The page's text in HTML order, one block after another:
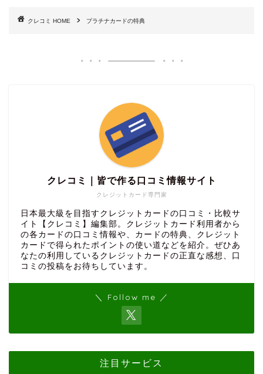
HOME プラチナカードの特典
クレジットカード専門家
クレコミ｜皆で作る口コミ情報サイト
日本最大級を目指すクレジットカードの口コミ・比較サ
イト【クレコミ】編集部。クレジットカード利用者から
の各カードの口コミ情報や、カードの特典、クレジット
カードで得られたポイントの使い道などを紹介。ぜひあ
なたの利用しているクレジットカードの正直な感想、口
コミの投稿をお待ちしています。
＼ Follow me ／
注目サービス